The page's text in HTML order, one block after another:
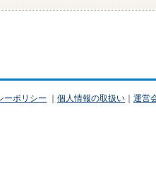
ーポリシー ｜ 個人情報の取扱い ｜ 運営